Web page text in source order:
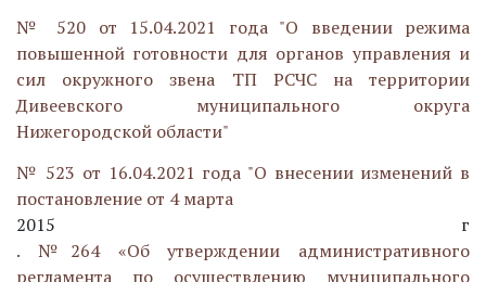
№ 520 от 15.04.2021 года "О введении режима
повышенной готовности для органов управления и
сил окружного звена ТП РСЧС на территории
Дивеевского муниципального округа
Нижегородской области"
№ 523 от 16.04.2021 года "О внесении изменений в
постановление от 4 марта
2015 г
. №264 «Об утверждении административного
регламента по осуществлению муниципального